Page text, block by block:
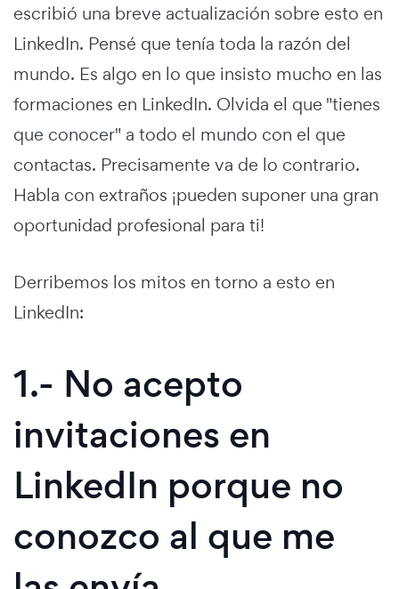
escribió una breve actualización sobre esto en
LinkedIn. Pensé que tenía toda la razón del
mundo. Es algo en lo que insisto mucho en las
formaciones en LinkedIn. Olvida el que "tienes
que conocer" a todo el mundo con el que
contactas. Precisamente va de lo contrario.
Habla con extraños ¡pueden suponer una gran
oportunidad profesional para ti!
Derribemos los mitos en torno a esto en
LinkedIn:
1.- No acepto
invitaciones en
LinkedIn porque no
conozco al que me